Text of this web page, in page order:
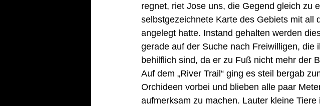
regnet, riet Jose uns, die Gegend gleich zu
selbstgezeichnete Karte des Gebiets mit all
angelegt hatte. Instand gehalten werden
gerade auf der Suche nach Freiwilligen, die
behilflich sind, da er zu Fuß nicht mehr der
Auf dem „River Trail“ ging es steil bergab
Orchideen vorbei und blieben alle paar
aufmerksam zu machen. Lauter kleine